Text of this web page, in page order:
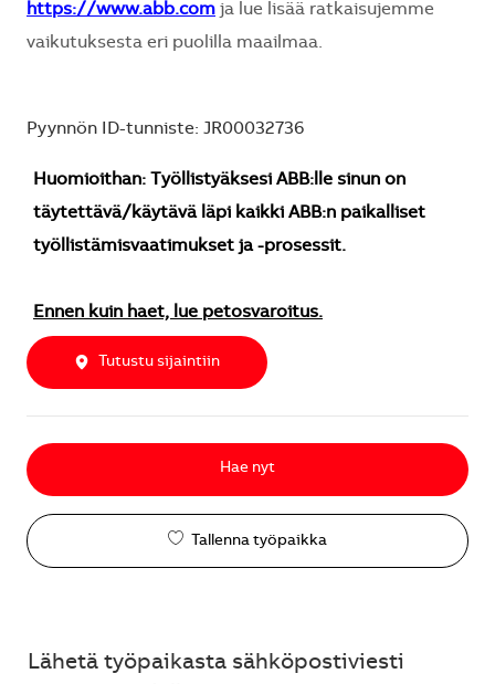
https://www.abb.com ja lue lisää ratkaisujemme
vaikutuksesta eri puolilla maailmaa.
Pyynnön ID-tunniste: JR00032736
Huomioithan: Työllistyäksesi ABB:lle sinun on
täytettävä/käytävä läpi kaikki ABB:n paikalliset
työllistämisvaatimukset ja -prosessit.
Ennen kuin haet, lue petosvaroitus.
Tutustu sijaintiin
Hae nyt
Tallenna työpaikka
Lähetä työpaikasta sähköpostiviesti